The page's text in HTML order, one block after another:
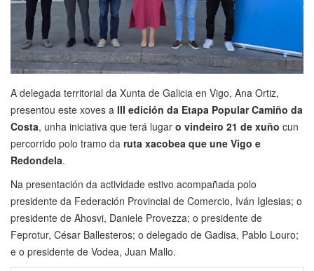
A delegada territorial da Xunta de Galicia en Vigo, Ana Ortiz,
presentou este xoves a III edición da Etapa Popular Camiño da
Costa, unha iniciativa que terá lugar o vindeiro 21 de xuño cun
percorrido polo tramo da ruta xacobea que une Vigo e
Redondela.
Na presentación da actividade estivo acompañada polo
presidente da Federación Provincial de Comercio, Iván Iglesias; o
presidente de Ahosvi, Daniele Provezza; o presidente de
Feprotur, César Ballesteros; o delegado de Gadisa, Pablo Louro;
e o presidente de Vodea, Juan Mallo.